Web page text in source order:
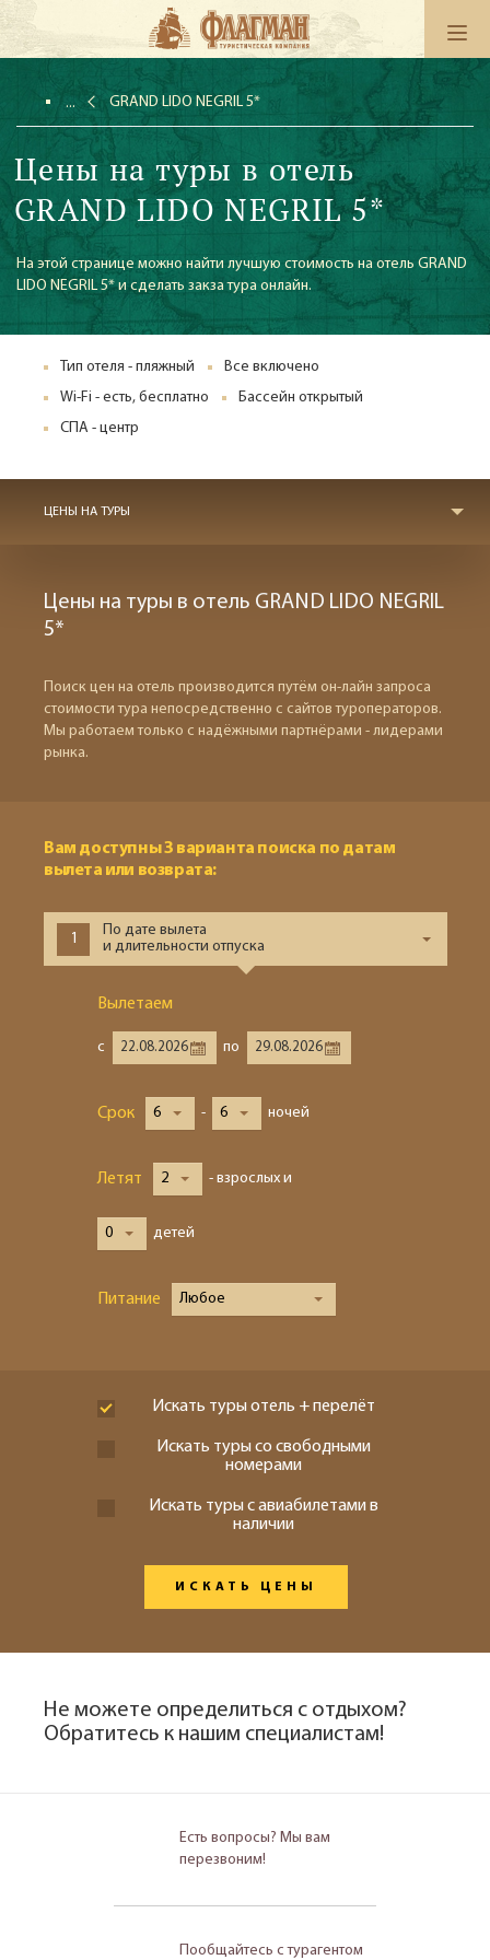
GRAND LIDO NEGRIL 5*
Цены на туры в отель
GRAND LIDO NEGRIL 5*
На этой странице можно найти лучшую стоимость на отель GRAND
LIDO NEGRIL 5* и сделать закза тура онлайн.
Тип отеля - пляжный
Все включено
Wi-Fi - есть, бесплатно
Бассейн открытый
СПА - центр
ЦЕНЫ НА ТУРЫ
Цены на туры в отель GRAND LIDO NEGRIL
5*
Поиск цен на отель производится путём он-лайн запроса
стоимости тура непосредственно с сайтов туроператоров.
Мы работаем только с надёжными партнёрами - лидерами
рынка.
Вам доступны 3 варианта поиска по датам
вылета или возврата:
1
По дате вылета
и длительности отпуска
Вылетаем
с по
Срок 6 - 6 ночей
Летят 2 - взрослых и
0 детей
Питание Любое
Искать туры отель + перелёт
Искать туры со свободными
номерами
Искать туры с авиабилетами в
наличии
ИСКАТЬ ЦЕНЫ
Не можете определиться с отдыхом?
Обратитесь к нашим специалистам!
Есть вопросы? Мы вам
перезвоним!
Пообщайтесь с турагентом